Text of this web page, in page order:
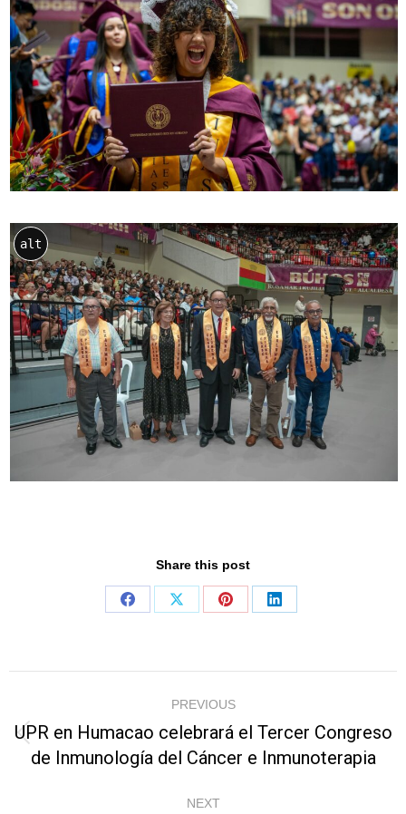
alt
Share this post
Share
Share
Share
Share
navigation
PREVIOUS
Previous
post:
UPR en Humacao celebrará el Tercer Congreso
de Inmunología del Cáncer e Inmunoterapia
NEXT